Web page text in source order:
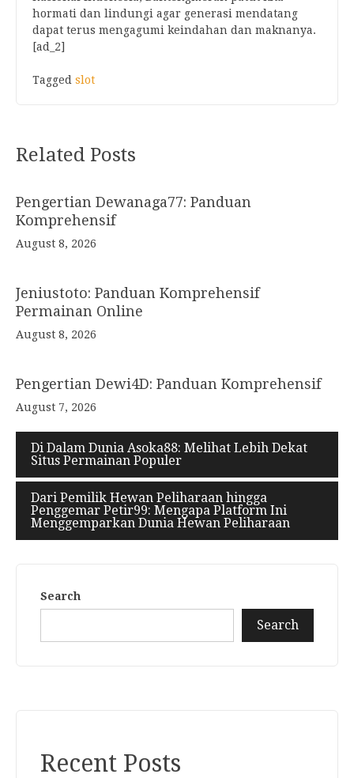
hormati dan lindungi agar generasi mendatang
dapat terus mengagumi keindahan dan maknanya.
[ad_2]
Tagged slot
Related Posts
Pengertian Dewanaga77: Panduan
Komprehensif
August 8, 2026
Jeniustoto: Panduan Komprehensif
Permainan Online
August 8, 2026
Pengertian Dewi4D: Panduan Komprehensif
August 7, 2026
Post
Di Dalam Dunia Asoka88: Melihat Lebih Dekat
Situs Permainan Populer
Dari Pemilik Hewan Peliharaan hingga
Penggemar Petir99: Mengapa Platform Ini
Menggemparkan Dunia Hewan Peliharaan
Search
Search
Recent Posts